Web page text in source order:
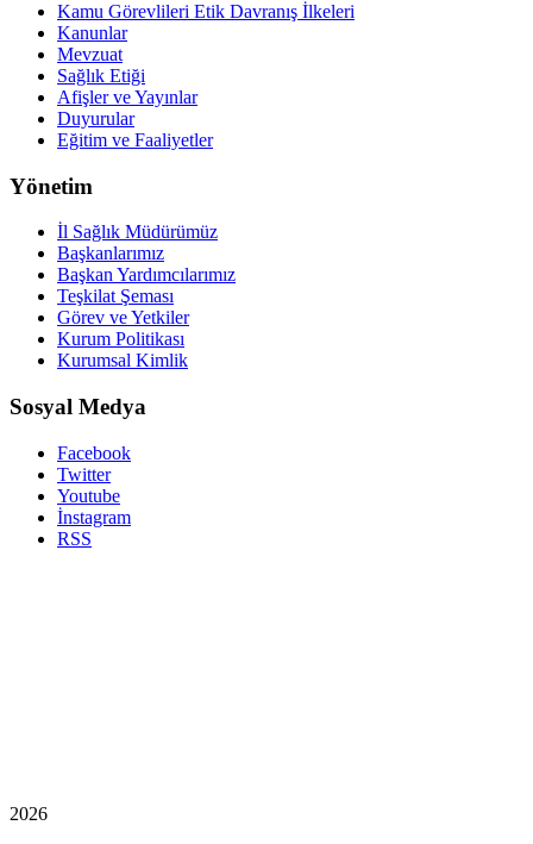
Kamu Görevlileri Etik Davranış İlkeleri
Kanunlar
Mevzuat
Sağlık Etiği
Afişler ve Yayınlar
Duyurular
Eğitim ve Faaliyetler
Yönetim
İl Sağlık Müdürümüz
Başkanlarımız
Başkan Yardımcılarımız
Teşkilat Şeması
Görev ve Yetkiler
Kurum Politikası
Kurumsal Kimlik
Sosyal Medya
Facebook
Twitter
Youtube
İnstagram
RSS
2026